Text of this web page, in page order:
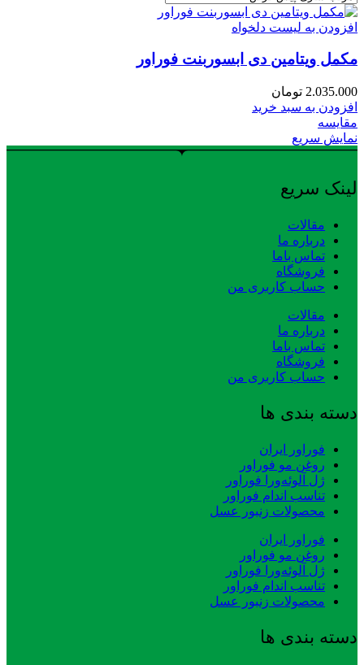
افزودن به لیست دلخواه
مکمل ویتامین دی ابسوربنت فوراور
2.035.000 تومان
افزودن به سبد خرید
مقایسه
نمایش سریع
لینک سریع
مقالات
درباره ما
تماس باما
فروشگاه
حساب کاربری من
مقالات
درباره ما
تماس باما
فروشگاه
حساب کاربری من
دسته بندی ها
فوراور ایران
روغن مو فوراور
ژل آلوئه‌ورا فوراور
تناسب اندام فوراور
محصولات زنبور عسل
فوراور ایران
روغن مو فوراور
ژل آلوئه‌ورا فوراور
تناسب اندام فوراور
محصولات زنبور عسل
دسته بندی ها